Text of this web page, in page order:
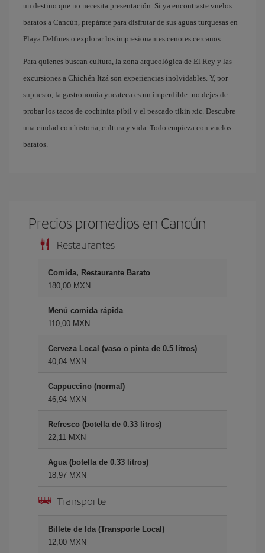
un destino que no necesita presentación. Si ya encontraste vuelos
baratos a Cancún, prepárate para disfrutar de sus aguas turquesas en
Playa Delfines o explorar los impresionantes cenotes cercanos.
Para quienes buscan cultura, la zona arqueológica de El Rey y las
excursiones a Chichén Itzá son experiencias inolvidables. Y, por
supuesto, la gastronomía yucateca es un imperdible: no dejes de
probar los tacos de cochinita pibil y el pescado tikin xic. Descubre
una ciudad con historia, cultura y vida. Todo empieza con vuelos
baratos.
Precios promedios en Cancún
Restaurantes
Comida, Restaurante Barato
180,00 MXN
Menú comida rápida
110,00 MXN
Cerveza Local (vaso o pinta de 0.5 litros)
40,04 MXN
Cappuccino (normal)
46,94 MXN
Refresco (botella de 0.33 litros)
22,11 MXN
Agua (botella de 0.33 litros)
18,97 MXN
Transporte
Billete de Ida (Transporte Local)
12,00 MXN